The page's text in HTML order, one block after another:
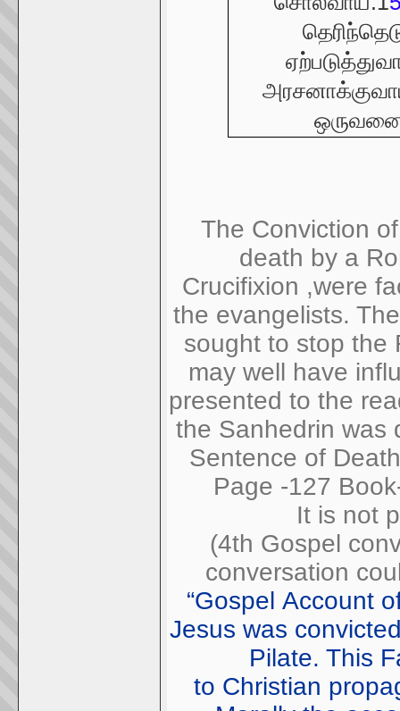
The Conviction
death by a
Crucifixion ,were
the evangelists.
sought to stop the
may well have
presented to the
the Sanhedrin was
Sentence of
Page -127
It is not
(4th Gospel
conversation
“Gospel Account
Jesus was
Pilate. This
to Christian